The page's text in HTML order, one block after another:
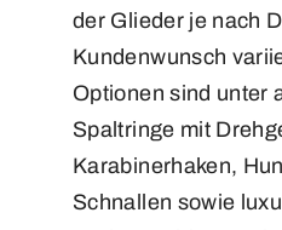
der Glieder je nach
Kundenwunsch
Optionen sind unter
Spaltringe mit
Karabinerhaken,
Schnallen sowie